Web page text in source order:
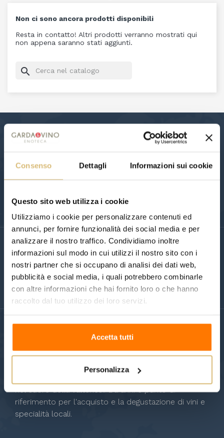
Consenso Dettagli Informazioni sui cookie
Questo sito web utilizza i cookie
Utilizziamo i cookie per personalizzare contenuti ed
annunci, per fornire funzionalità dei social media e per
analizzare il nostro traffico. Condividiamo inoltre
informazioni sul modo in cui utilizzi il nostro sito con i
nostri partner che si occupano di analisi dei dati web,
pubblicità e social media, i quali potrebbero combinarle
con altre informazioni che hai fornito loro o che hanno
raccolto dal tuo utilizzo dei loro servizi.
Accetta tutti
Personalizza
Non ci sono ancora prodotti disponibili
Resta in contatto! Altri prodotti verranno mostrati qui
non appena saranno stati aggiunti.
search
NEWSLETTER
Puoi annullare l'iscrizione in ogni momento. A questo scopo,
SEGUICI SU:
gardavino.it nasce dall'esperienza dell'enoteca
nel cuore della Valtenesi. Da anni è punto di
riferimento per l'acquisto e la degustazione di vini e
specialità locali.